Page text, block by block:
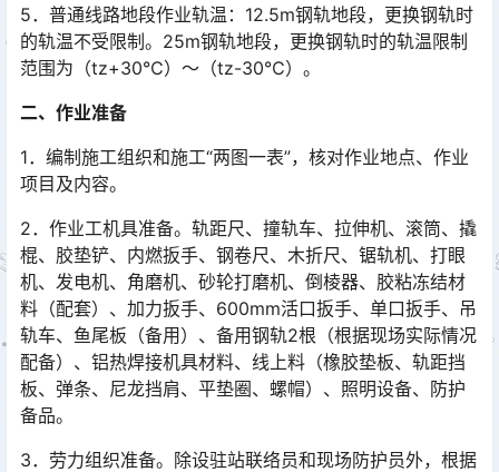
5．普通线路地段作业轨温：12.5m钢轨地段，更换钢轨时
的轨温不受限制。25m钢轨地段，更换钢轨时的轨温限制
范围为（tz+30℃）～（tz-30℃）。
二、作业准备
1．编制施工组织和施工“两图一表”，核对作业地点、作业
项目及内容。
2．作业工机具准备。轨距尺、撞轨车、拉伸机、滚筒、撬
棍、胶垫铲、内燃扳手、钢卷尺、木折尺、锯轨机、打眼
机、发电机、角磨机、砂轮打磨机、倒棱器、胶粘冻结材
料（配套）、加力扳手、600mm活口扳手、单口扳手、吊
轨车、鱼尾板（备用）、备用钢轨2根（根据现场实际情况
配备）、铝热焊接机具材料、线上料（橡胶垫板、轨距挡
板、弹条、尼龙挡肩、平垫圈、螺帽）、照明设备、防护
备品。󠅅󠅃󠄵󠅂󠄪󠇖󠆨󠆨󠇕󠆞󠆒󠅬󠇘󠆭󠆘󠇙󠆝󠅵󠇗󠆭󠆁󠄐󠇗󠅹󠅸󠇖󠆍󠅳󠇖󠅹󠅰󠇖󠆌󠅹
3．劳力组织准备。除设驻站联络员和现场防护员外，根据